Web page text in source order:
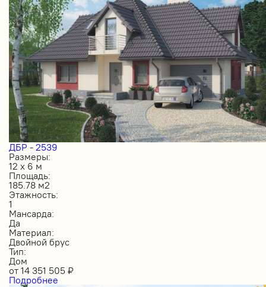
ДБР - 2539
Размеры:
12 х 6 м
Площадь:
185.78 м2
Этажность:
1
Мансарда:
Да
Материал:
Двойной брус
Тип:
Дом
от 14 351 505 ₽
Подробнее